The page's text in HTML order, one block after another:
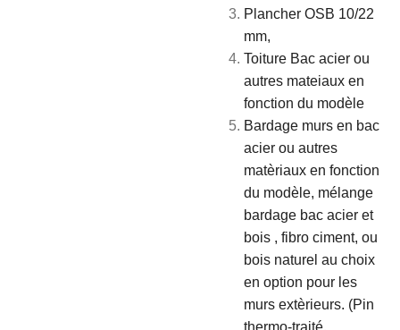
Plancher OSB 10/22
mm,
Toiture Bac acier ou
autres mateiaux en
fonction du modèle
Bardage murs en bac
acier ou autres
matèriaux en fonction
du modèle, mélange
bardage bac acier et
bois , fibro ciment, ou
bois naturel au choix
en option pour les
murs extèrieurs. (Pin
thermo-traité,